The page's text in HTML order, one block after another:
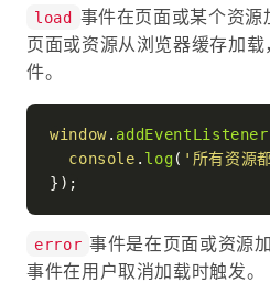
load
事件在页面或某个资源
页面或资源从浏览器缓存加
件。
window. addEventListener
console . log( '所有资源
error 事件是在页面或资源
事件在用户取消加载时触发。